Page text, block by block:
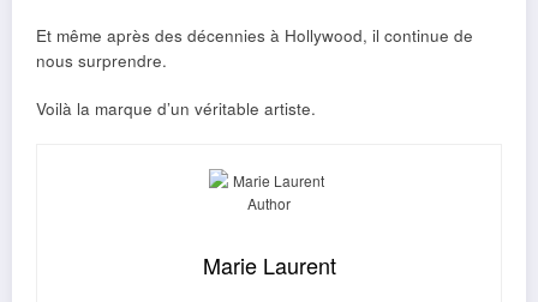
Et même après des décennies à Hollywood, il continue de
nous surprendre.
Voilà la marque d’un véritable artiste.
Marie Laurent